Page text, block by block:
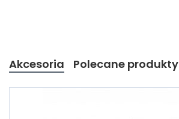
Akcesoria Polecane produkty